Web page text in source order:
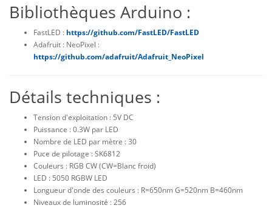
Bibliothèques Arduino :
FastLED : https://github.com/FastLED/FastLED
Adafruit : NeoPixel :
https://github.com/adafruit/Adafruit_NeoPixel
Détails techniques :
Tension d'exploitation : 5V DC
Puissance : 0.3W par LED
Nombre de LED par mètre : 30
Puce de pilotage : SK6812
Couleurs : RGB CW (CW=Blanc froid)
LED : 5050 RGBW LED
Longueur d'onde des couleurs : R=650nm G=520nm B=460nm
Niveaux de luminosité : 256